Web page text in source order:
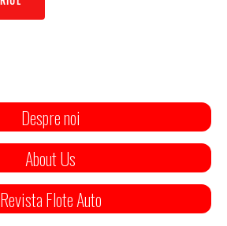
Despre noi
About Us
Revista Flote Auto